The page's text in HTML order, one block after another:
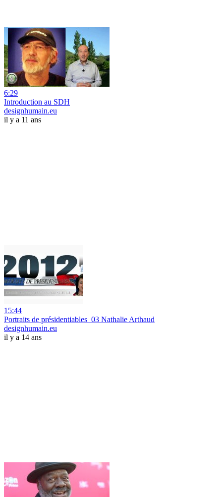
6:29
Introduction au SDH
designhumain.eu
il y a 11 ans
15:44
Portraits de présidentiables_03 Nathalie Arthaud
designhumain.eu
il y a 14 ans